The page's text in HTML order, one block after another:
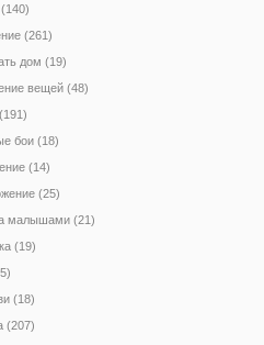
(261)
дом (19)
вещей (48)
бои (18)
(14)
(25)
малышами (21)
(19)
(18)
(207)